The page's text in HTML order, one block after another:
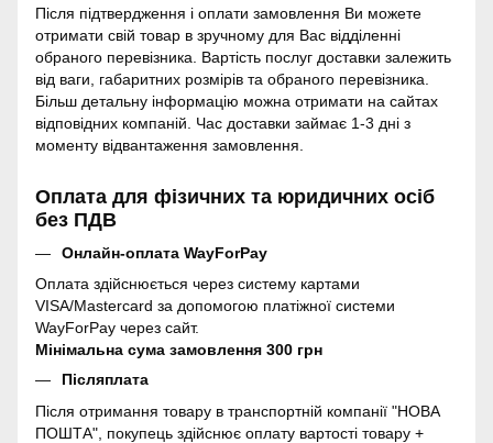
Після підтвердження і оплати замовлення Ви можете
отримати свій товар в зручному для Вас відділенні
обраного перевізника. Вартість послуг доставки залежить
від ваги, габаритних розмірів та обраного перевізника.
Більш детальну інформацію можна отримати на сайтах
відповідних компаній. Час доставки займає 1-3 дні з
моменту відвантаження замовлення.
Оплата для фізичних та юридичних осіб
без ПДВ
Онлайн-оплата WayForPay
Оплата здійснюється через систему картами
VISA/Mastercard за допомогою платіжної системи
WayForPay через сайт.
Мінімальна сума замовлення 300 грн
Післяплата
Після отримання товару в транспортній компанії "НОВА
ПОШТА", покупець здійснює оплату вартості товару +